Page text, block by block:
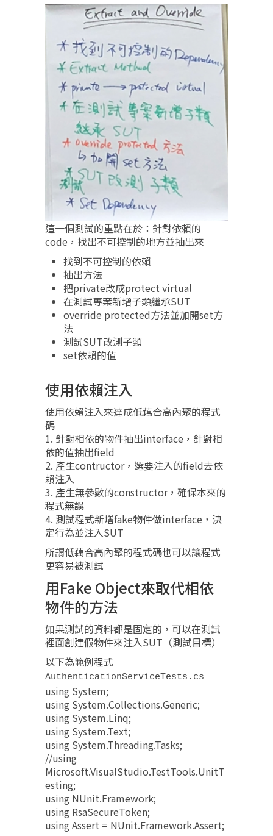
這一個測試的重點在於：針對依賴的
code，找出不可控制的地方並抽出來
找到不可控制的依賴
抽出方法
把private改成protect virtual
在測試專案新增子類繼承SUT
override protected方法並加開set方
法
測試SUT改測子類
set依賴的值
使用依賴注入
使用依賴注入來達成低藕合高內聚的程式
碼
1. 針對相依的物件抽出interface，針對相
依的值抽出field
2. 產生contructor，選要注入的field去依
賴注入
3. 產生無參數的constructor，確保本來的
程式無誤
4. 測試程式新增fake物件做interface，決
定行為並注入SUT
所謂低藕合高內聚的程式碼也可以讓程式
更容易被測試
用Fake Object來取代相依
物件的方法
如果測試的資料都是固定的，可以在測試
裡面創建假物件來注入SUT（測試目標）
以下為範例程式
AuthenticationServiceTests.cs
using System;
using System.Collections.Generic;
using System.Linq;
using System.Text;
using System.Threading.Tasks;
//using
Microsoft.VisualStudio.TestTools.UnitT
esting;
using NUnit.Framework;
using RsaSecureToken;
using Assert = NUnit.Framework.Assert;